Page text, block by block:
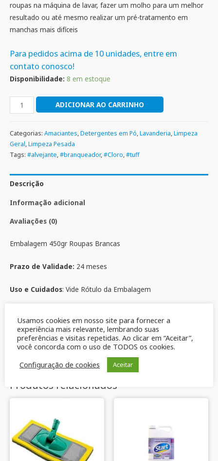
roupas na máquina de lavar, fazer um molho para um melhor
resultado ou até mesmo realizar um pré-tratamento em
manchas mais difíceis
Para pedidos acima de 10 unidades, entre em
contato conosco!
Disponibilidade: 8 em estoque
ADICIONAR AO CARRINHO
Categorias: Amaciantes,Detergentes em Pó,Lavanderia,Limpeza
Geral,Limpeza Pesada
Tags: #alvejante,#branqueador,#Cloro,#tuff
Descrição
Informação adicional
Avaliações (0)
Embalagem 450gr Roupas Brancas
Prazo de Validade: 24 meses
Uso e Cuidados: Vide Rótulo da Embalagem
agenterredepositante, coadjuvante, sequestrante,
branqueador óptico e fragrância
Produtos relacionados
Usamos cookies em nosso site para fornecer a
experiência mais relevante, lembrando suas
preferências e visitas repetidas. Ao clicar em “Aceitar”,
você concorda com o uso de TODOS os cookies.
Configuração de cookies
Aceitar